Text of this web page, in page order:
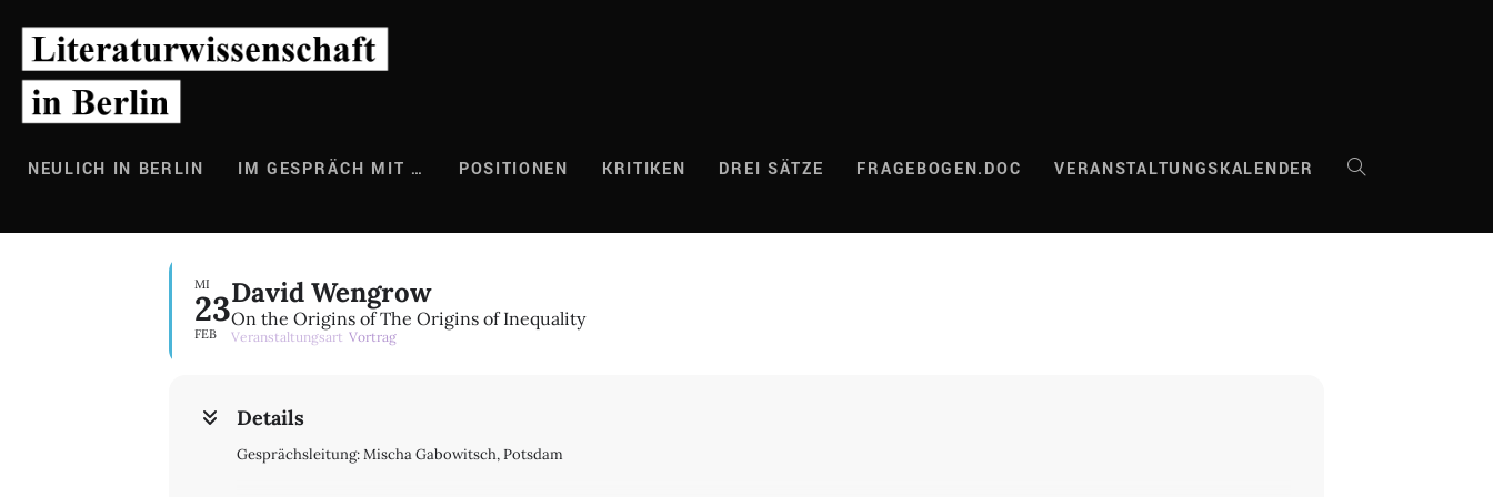
Inhalt
springen
NEULICH IN BERLIN IM GESPRÄCH MIT … POSITIONEN KRITIKEN DREI SÄTZE FRAGEBOGEN.DOC VERANSTALTUNGSKALENDER WEBSITE-
MI
23
FEB
David Wengrow
On the Origins of The Origins of Inequality
Veranstaltungsart Vortrag
Details
Gesprächsleitung: Mischa Gabowitsch, Potsdam